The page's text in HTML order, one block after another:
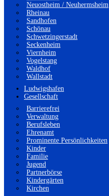
Neuostheim / Neuhermsheim
Rheinau
Sandhofen
Schönau
Schwetzingerstadt
Seckenheim
Viernheim
Vogelstang
Waldhof
Wallstadt
Ludwigshafen
Gesellschaft
Barrierefrei
Verwaltung
Berufsleben
Ehrenamt
Prominente Persönlichkeiten
Kinder
Familie
Jugend
Partnerbörse
Kindergärten
Kirchen